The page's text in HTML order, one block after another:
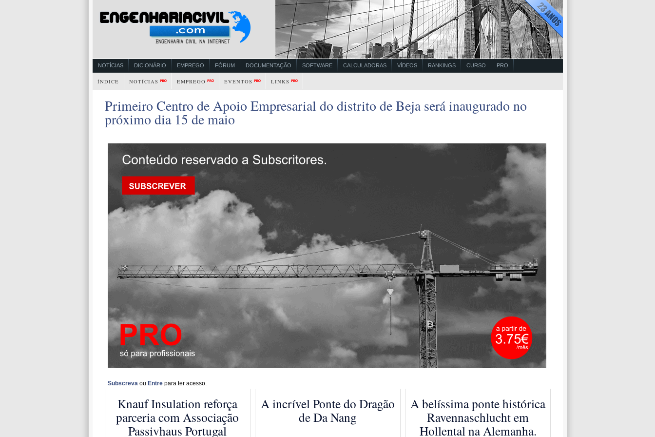
NOTÍCIAS DICIONÁRIO EMPREGO FÓRUM DOCUMENTAÇÃO SOFTWARE CALCULADORAS VÍDEOS RANKINGS CURSO PRO
ÍNDICE NOTÍCIAS EMPREGO EVENTOS LINKS
Primeiro Centro de Apoio Empresarial do distrito de Beja será inaugurado no
próximo dia 15 de maio
Subscreva ou Entrepara ter acesso.
Knauf Insulation reforça
parceria com Associação
Passivhaus Portugal
A incrível Ponte do Dragão
de Da Nang
A belíssima ponte histórica
Ravennaschlucht em
Hollental na Alemanha.